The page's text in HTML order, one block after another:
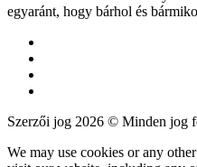
egyaránt, hogy bárhol és
Szerzői jog 2026 © Minden jog
We may use cookies or any